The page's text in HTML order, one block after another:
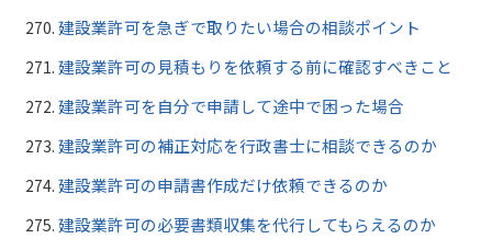
建設業許可を急ぎで取りたい場合の相談ポイント
建設業許可の見積もりを依頼する前に確認すべきこと
建設業許可を自分で申請して途中で困った場合
建設業許可の補正対応を行政書士に相談できるのか
建設業許可の申請書作成だけ依頼できるのか
建設業許可の必要書類収集を代行してもらえるのか